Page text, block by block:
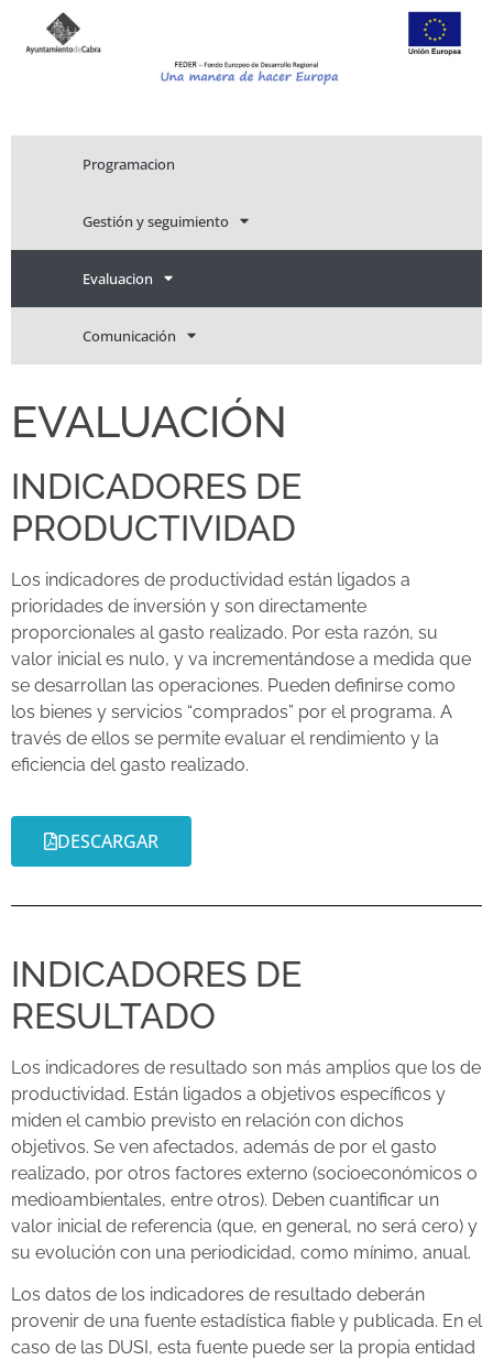
Programacion
Gestión y seguimiento
Evaluacion
Comunicación
EVALUACIÓN
INDICADORES DE
PRODUCTIVIDAD
Los indicadores de productividad están ligados a
prioridades de inversión y son directamente
proporcionales al gasto realizado. Por esta razón, su
valor inicial es nulo, y va incrementándose a medida que
se desarrollan las operaciones. Pueden definirse como
los bienes y servicios “comprados” por el programa. A
través de ellos se permite evaluar el rendimiento y la
eficiencia del gasto realizado.
DESCARGAR
INDICADORES DE
RESULTADO
Los indicadores de resultado son más amplios que los de
productividad. Están ligados a objetivos específicos y
miden el cambio previsto en relación con dichos
objetivos. Se ven afectados, además de por el gasto
realizado, por otros factores externo (socioeconómicos o
medioambientales, entre otros). Deben cuantificar un
valor inicial de referencia (que, en general, no será cero) y
su evolución con una periodicidad, como mínimo, anual.
Los datos de los indicadores de resultado deberán
provenir de una fuente estadística fiable y publicada. En el
caso de las DUSI, esta fuente puede ser la propia entidad